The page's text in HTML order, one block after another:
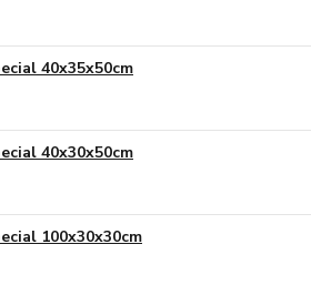
40x35x50cm
40x30x50cm
100x30x30cm